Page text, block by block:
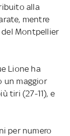
alla
mentre
Montpellier
Lione ha
un maggior
tiri (27-11), e
per numero